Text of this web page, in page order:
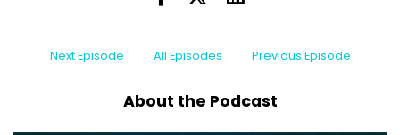
Next Episode All Episodes Previous Episode
About the Podcast